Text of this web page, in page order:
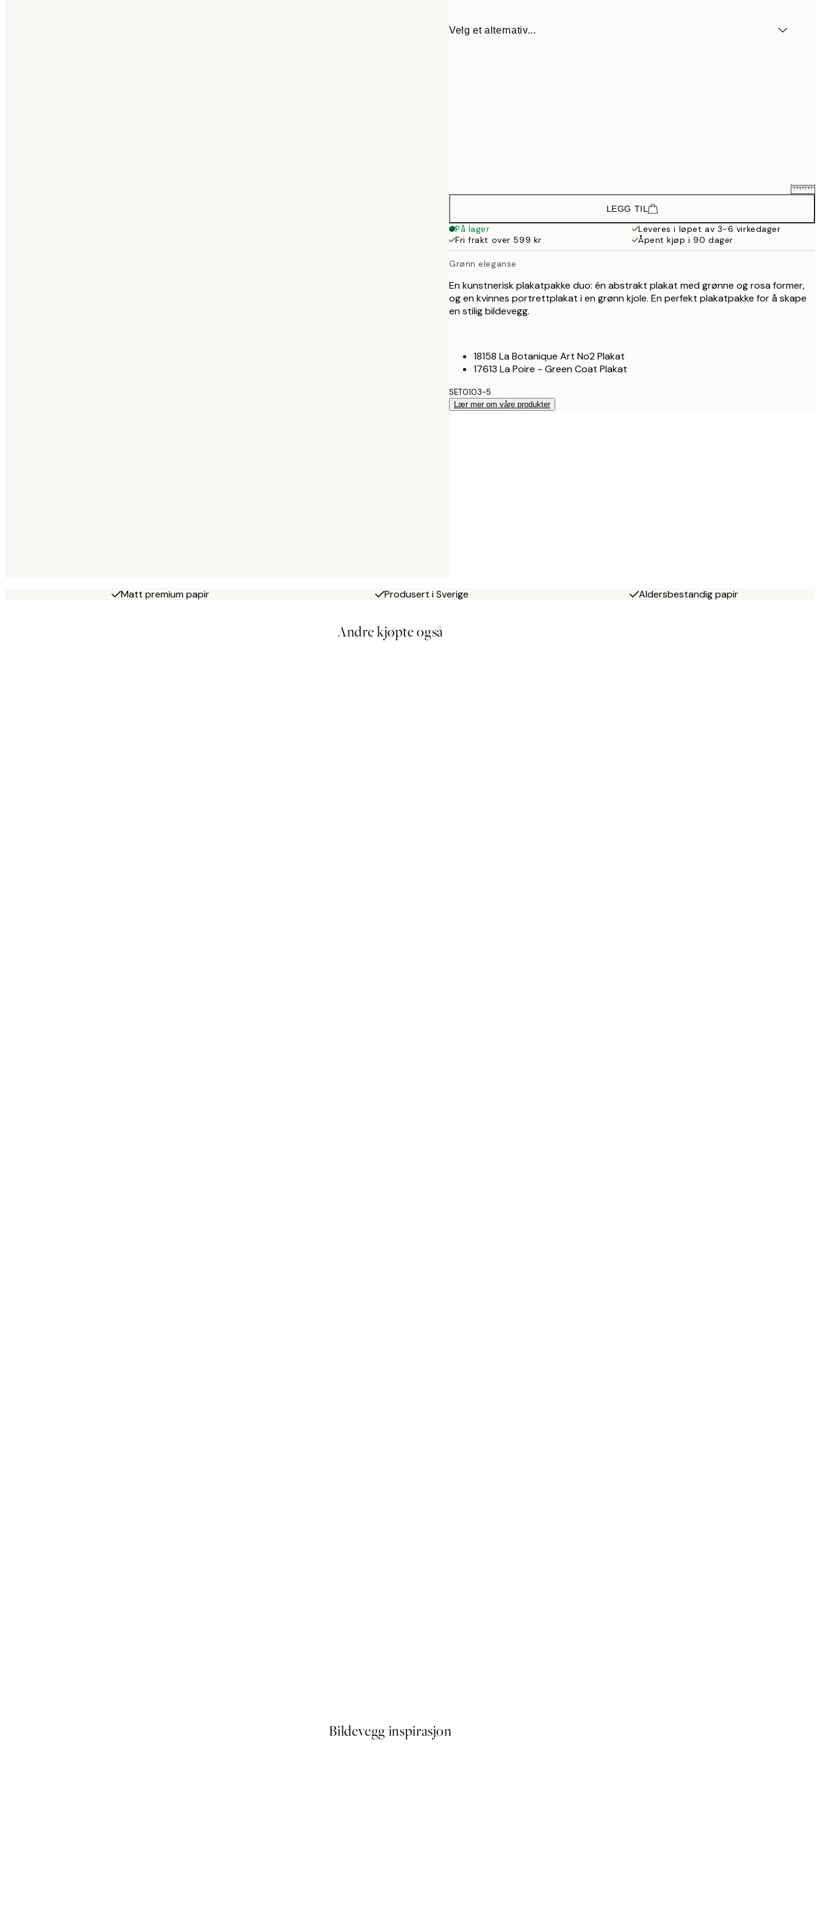
Velg et alternativ...
444 kr
598 kr
758 kr
70x100 cm 634,80 kr
LEGG TIL
På lager
Leveres i løpet av 3-6 virkedager
Fri frakt over 599 kr
Åpent kjøp i 90 dager
Grønn eleganse
En kunstnerisk plakatpakke duo: én abstrakt plakat med grønne og rosa former,
og en kvinnes portrettplakat i en grønn kjole. En perfekt plakatpakke for å skape
en stilig bildevegg.
18158 La Botanique Art No2 Plakat
17613 La Poire - Green Coat Plakat
SET0103-5
Lær mer om våre produkter
Matt premium papir Produsert i Sverige Aldersbestandig papir
Andre kjøpte også
Bildevegg inspirasjon